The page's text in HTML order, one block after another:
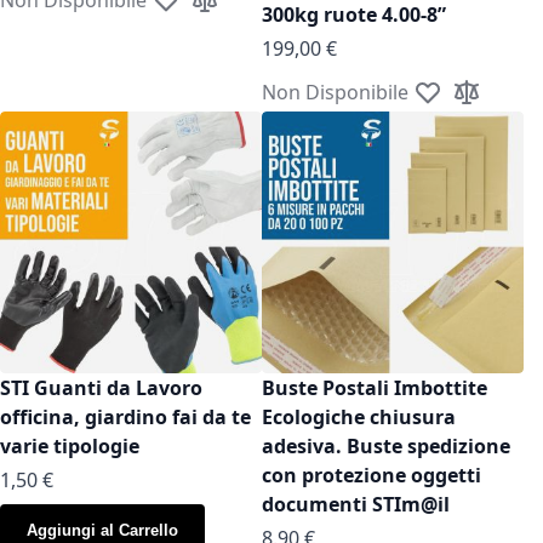
Aggiungi alla lista desideri
Aggiungi al confronto
300kg ruote 4.00-8”
199,00 €
Non Disponibile Aggiungi alla
Aggiungi
STI Guanti da Lavoro
officina, giardino fai da te
varie tipologie
As low as
1,50 €
Aggiungi al Carrello
Buste Postali Imbottite
Ecologiche chiusura
adesiva. Buste spedizione
con protezione oggetti
documenti STIm@il
As low as